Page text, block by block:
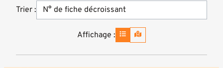
Trier :
Affichage :